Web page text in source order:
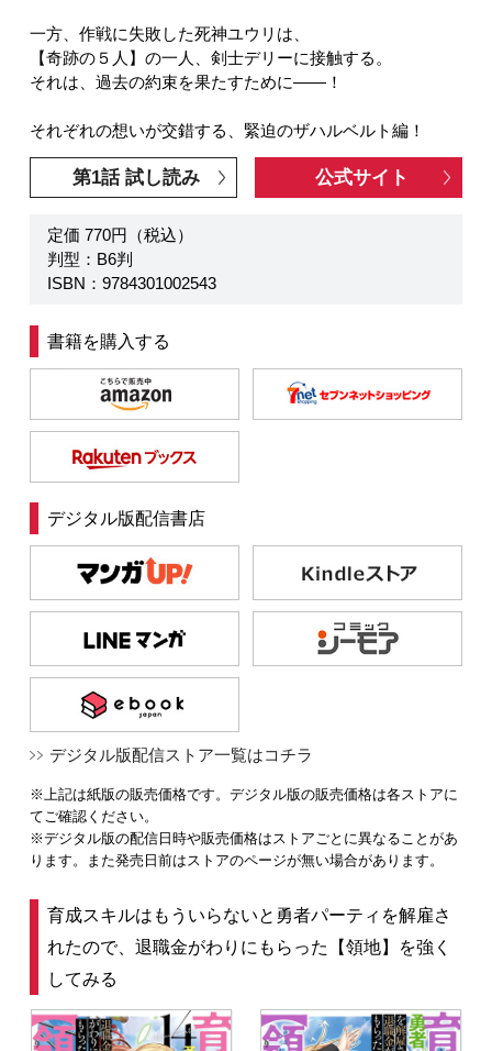
一方、作戦に失敗した死神ユウリは、
【奇跡の５人】の一人、剣士デリーに接触する。
それは、過去の約束を果たすために――！
それぞれの想いが交錯する、緊迫のザハルベルト編！
第1話 試し読み 公式サイト
定価 770円（税込）
判型：B6判
ISBN：9784301002543
書籍を購入する
デジタル版配信書店
デジタル版配信ストア一覧はコチラ
※上記は紙版の販売価格です。デジタル版の販売価格は各ストアに
てご確認ください。
※デジタル版の配信日時や販売価格はストアごとに異なることがあ
ります。また発売日前はストアのページが無い場合があります。
育成スキルはもういらないと勇者パーティを解雇さ
れたので、退職金がわりにもらった【領地】を強く
してみる